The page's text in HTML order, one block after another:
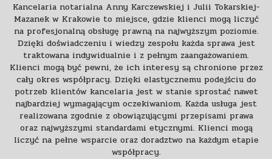
Kancelaria notarialna Anny Karczewskiej i Julii Tokarskiej-
Mazanek w Krakowie to miejsce, gdzie klienci mogą liczyć
na profesjonalną obsługę prawną na najwyższym poziomie.
Dzięki doświadczeniu i wiedzy zespołu każda sprawa jest
traktowana indywidualnie i z pełnym zaangażowaniem.
Klienci mogą być pewni, że ich interesy są chronione przez
cały okres współpracy. Dzięki elastycznemu podejściu do
potrzeb klientów kancelaria jest w stanie sprostać nawet
najbardziej wymagającym oczekiwaniom. Każda usługa jest
realizowana zgodnie z obowiązującymi przepisami prawa
oraz najwyższymi standardami etycznymi. Klienci mogą
liczyć na pełne wsparcie oraz doradztwo na każdym etapie
współpracy.